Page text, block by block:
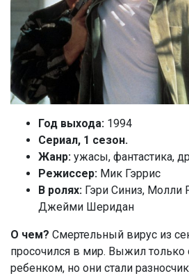
Год выхода: 1994
Сериал, 1 сезон.
Жанр: ужасы, фантастика,
Режиссер: Мик Гэррис
В ролях: Гэри Синиз, Молли
Джейми Шеридан
О чем? Смертельный вирус из
просочился в мир. Выжил только
ребенком, но они стали